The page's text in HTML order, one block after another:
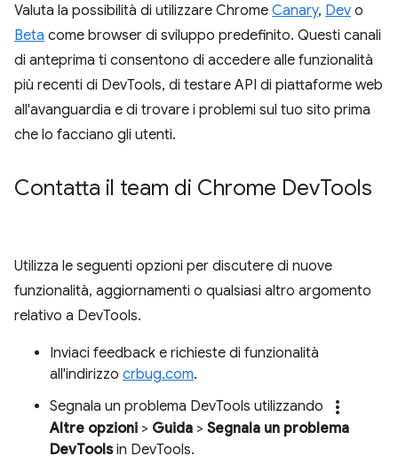
Valuta la possibilità di utilizzare Chrome Canary, Dev o
Beta come browser di sviluppo predefinito. Questi canali
di anteprima ti consentono di accedere alle funzionalità
più recenti di DevTools, di testare API di piattaforme web
all'avanguardia e di trovare i problemi sul tuo sito prima
che lo facciano gli utenti.
Contatta il team di Chrome DevTools
Utilizza le seguenti opzioni per discutere di nuove
funzionalità, aggiornamenti o qualsiasi altro argomento
relativo a DevTools.
Inviaci feedback e richieste di funzionalità
all'indirizzo crbug.com.
Segnala un problema DevTools utilizzando
more_vert
Altre opzioni > Guida > Segnala un problema
DevToolsin DevTools.